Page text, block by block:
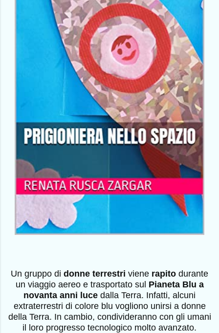
Un gruppo di donne terrestri viene rapito durante
un viaggio aereo e trasportato sul Pianeta Blu a
novanta anni luce dalla Terra. Infatti, alcuni
extraterrestri di colore blu vogliono unirsi a donne
della Terra. In cambio, condivideranno con gli umani
il loro progresso tecnologico molto avanzato.